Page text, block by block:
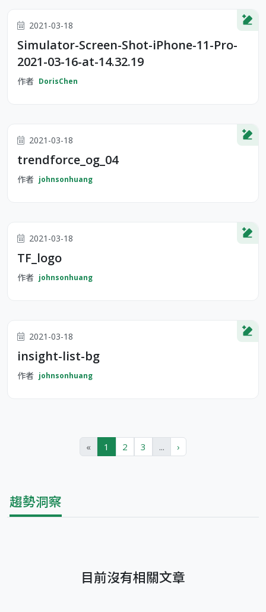
2021-03-18
Simulator-Screen-Shot-iPhone-11-Pro-
2021-03-16-at-14.32.19
作者 DorisChen
2021-03-18
trendforce_og_04
作者 johnsonhuang
2021-03-18
TF_logo
作者 johnsonhuang
2021-03-18
insight-list-bg
作者 johnsonhuang
« 1 2 3 ... ›
趨勢洞察
目前沒有相關文章